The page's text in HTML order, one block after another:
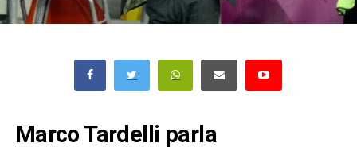
Marco Tardelli parla